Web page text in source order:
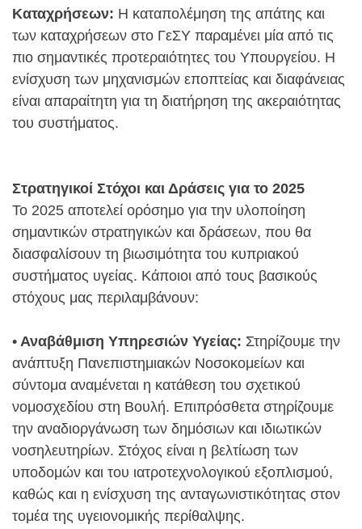
Καταχρήσεων: Η καταπολέμηση της απάτης και
των καταχρήσεων στο ΓεΣΥ παραμένει μία από τις
πιο σημαντικές προτεραιότητες του Υπουργείου. Η
ενίσχυση των μηχανισμών εποπτείας και διαφάνειας
είναι απαραίτητη για τη διατήρηση της ακεραιότητας
του συστήματος.
Στρατηγικοί Στόχοι και Δράσεις για το 2025
Το 2025 αποτελεί ορόσημο για την υλοποίηση
σημαντικών στρατηγικών και δράσεων, που θα
διασφαλίσουν τη βιωσιμότητα του κυπριακού
συστήματος υγείας. Κάποιοι από τους βασικούς
στόχους μας περιλαμβάνουν:
• Αναβάθμιση Υπηρεσιών Υγείας: Στηρίζουμε την
ανάπτυξη Πανεπιστημιακών Νοσοκομείων και
σύντομα αναμένεται η κατάθεση του σχετικού
νομοσχεδίου στη Βουλή. Επιπρόσθετα στηρίζουμε
την αναδιοργάνωση των δημόσιων και ιδιωτικών
νοσηλευτηρίων. Στόχος είναι η βελτίωση των
υποδομών και του ιατροτεχνολογικού εξοπλισμού,
καθώς και η ενίσχυση της ανταγωνιστικότητας στον
τομέα της υγειονομικής περίθαλψης.